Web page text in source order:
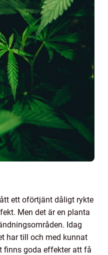
ett oförtjänt dåligt rykte
Men det är en planta
Idag
har till och med kunnat
finns goda effekter att få